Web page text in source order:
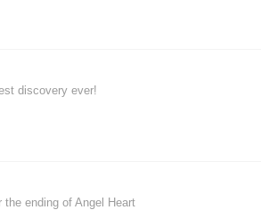
discovery ever!
the ending of Angel Heart